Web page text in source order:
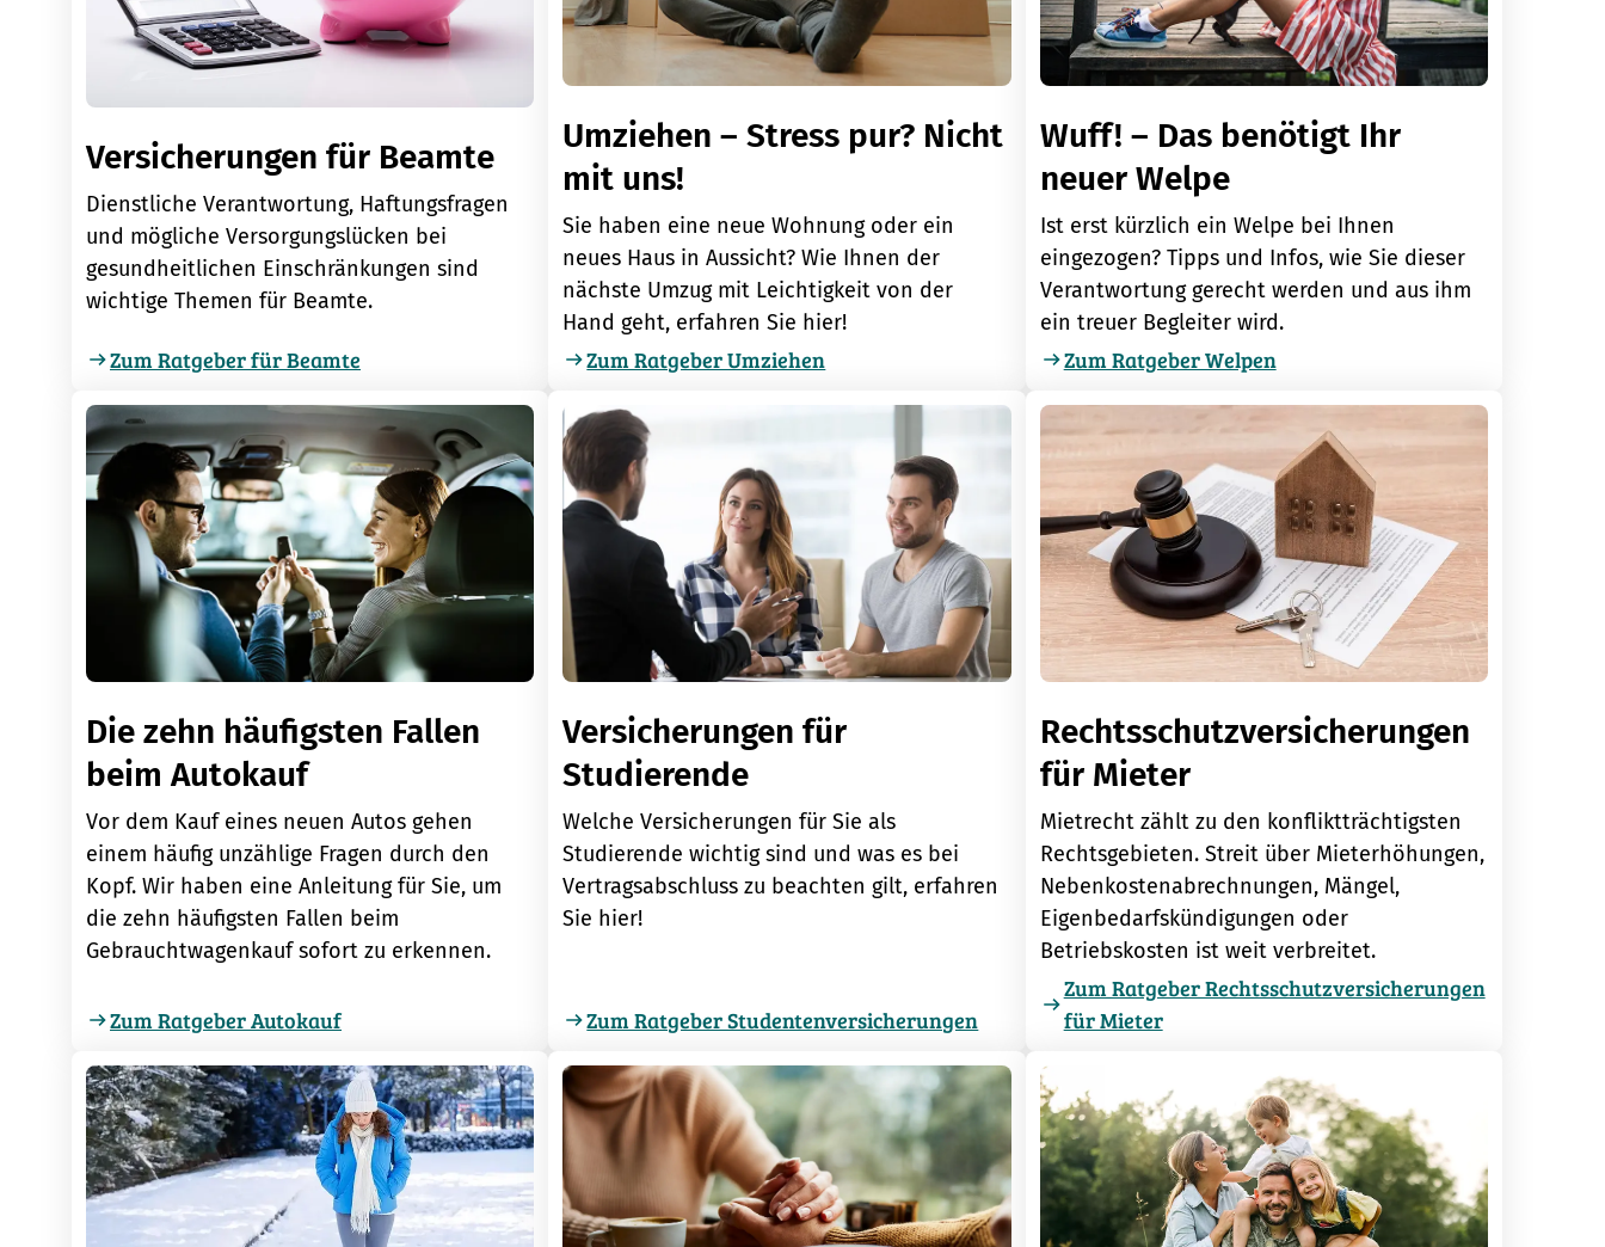
Versicherungen für Beamte
Dienstliche Verantwortung, Haftungsfragen
und mögliche Versorgungslücken bei
gesundheitlichen Einschränkungen sind
wichtige Themen für Beamte.
Zum Ratgeber für Beamte
Umziehen – Stress pur? Nicht
mit uns!
Sie haben eine neue Wohnung oder ein
neues Haus in Aussicht? Wie Ihnen der
nächste Umzug mit Leichtigkeit von der
Hand geht, erfahren Sie hier!
Zum Ratgeber Umziehen
Wuff! – Das benötigt Ihr
neuer Welpe
Ist erst kürzlich ein Welpe bei Ihnen
eingezogen? Tipps und Infos, wie Sie dieser
Verantwortung gerecht werden und aus ihm
ein treuer Begleiter wird.
Zum Ratgeber Welpen
Die zehn häufigsten Fallen
beim Autokauf
Vor dem Kauf eines neuen Autos gehen
einem häufig unzählige Fragen durch den
Kopf. Wir haben eine Anleitung für Sie, um
die zehn häufigsten Fallen beim
Gebrauchtwagenkauf sofort zu erkennen.
Zum Ratgeber Autokauf
Versicherungen für
Studierende
Welche Versicherungen für Sie als
Studierende wichtig sind und was es bei
Vertragsabschluss zu beachten gilt, erfahren
Sie hier!
Zum Ratgeber Studentenversicherungen
Rechtsschutzversicherungen
für Mieter
Mietrecht zählt zu den konfliktträchtigsten
Rechtsgebieten. Streit über Mieterhöhungen,
Nebenkostenabrechnungen, Mängel,
Eigenbedarfskündigungen oder
Betriebskosten ist weit verbreitet.
Zum Ratgeber Rechtsschutzversicherungen
für Mieter